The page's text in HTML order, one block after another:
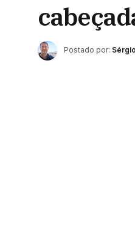
Postado por: